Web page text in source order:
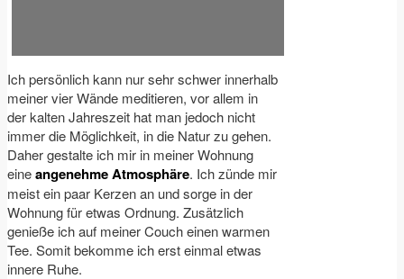
Ich persönlich kann nur sehr schwer innerhalb
meiner vier Wände meditieren, vor allem in
der kalten Jahreszeit hat man jedoch nicht
immer die Möglichkeit, in die Natur zu gehen.
Daher gestalte ich mir in meiner Wohnung
eineangenehme Atmosphäre. Ich zünde mir
meist ein paar Kerzen an und sorge in der
Wohnung für etwas Ordnung. Zusätzlich
genieße ich auf meiner Couch einen warmen
Tee. Somit bekomme ich erst einmal etwas
innere Ruhe.